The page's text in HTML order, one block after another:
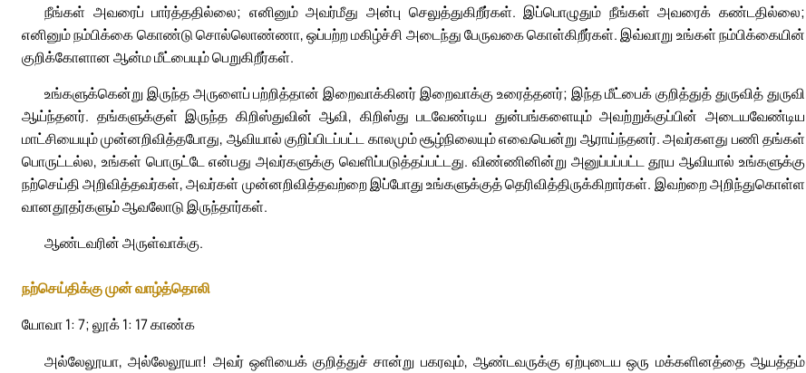
நீங்கள் அவரைப் பார்த்ததில்லை; எனினும் அவர்மீது அன்பு செலுத்துகிறீர்கள். இப்பொழுதும் நீங்கள் அவரைக் கண்டதில்லை;
எனினும் நம்பிக்கை கொண்டு சொல்லொண்ணா, ஒப்பற்ற மகிழ்ச்சி அடைந்து பேருவகை கொள்கிறீர்கள். இவ்வாறு உங்கள் நம்பிக்கையின்
குறிக்கோளான ஆன்ம மீட்பையும் பெறுகிறீர்கள்.
உங்களுக்கென்று இருந்த அருளைப் பற்றித்தான் இறைவாக்கினர் இறைவாக்கு உரைத்தனர்; இந்த மீட்பைக் குறித்துத் துருவித் துருவி
ஆய்ந்தனர். தங்களுக்குள் இருந்த கிறிஸ்துவின் ஆவி, கிறிஸ்து படவேண்டிய துன்பங்களையும் அவற்றுக்குப்பின் அடையவேண்டிய
மாட்சியையும் முன்னறிவித்தபோது, ஆவியால் குறிப்பிடப்பட்ட காலமும் சூழ்நிலையும் எவையென்று ஆராய்ந்தனர். அவர்களது பணி தங்கள்
பொருட்டல்ல, உங்கள் பொருட்டே என்பது அவர்களுக்கு வெளிப்படுத்தப்பட்டது. விண்ணினின்று அனுப்பப்பட்ட தூய ஆவியால் உங்களுக்கு
நற்செய்தி அறிவித்தவர்கள், அவர்கள் முன்னறிவித்தவற்றை இப்போது உங்களுக்குத் தெரிவித்திருக்கிறார்கள். இவற்றை அறிந்துகொள்ள
வானதூதர்களும் ஆவலோடு இருந்தார்கள்.
ஆண்டவரின் அருள்வாக்கு.
நற்செய்திக்கு முன் வாழ்த்தொலி
யோவா 1: 7; லூக் 1: 17 காண்க
அல்லேலூயா, அல்லேலூயா! அவர் ஒளியைக் குறித்துச் சான்று பகரவும், ஆண்டவருக்கு ஏற்புடைய ஒரு மக்களினத்தை ஆயத்தம்